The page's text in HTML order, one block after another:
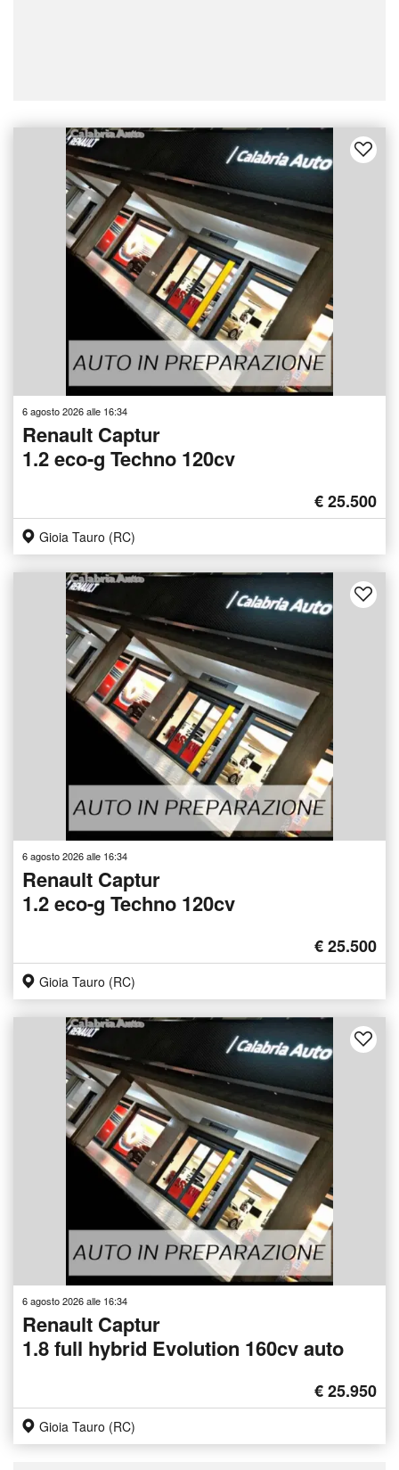
6 agosto 2026 alle 16:34
Renault Captur
1.2 eco-g Techno 120cv
€ 25.500
Gioia Tauro (RC)
6 agosto 2026 alle 16:34
Renault Captur
1.2 eco-g Techno 120cv
€ 25.500
Gioia Tauro (RC)
6 agosto 2026 alle 16:34
Renault Captur
1.8 full hybrid Evolution 160cv auto
€ 25.950
Gioia Tauro (RC)